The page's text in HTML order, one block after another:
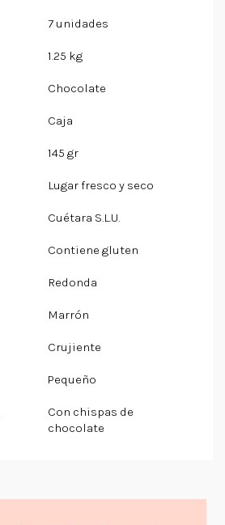
7 unidades
1.25 kg
Chocolate
Caja
145 gr
Lugar fresco y seco
Cuétara S.L.U.
Contiene gluten
Redonda
Marrón
Crujiente
Pequeño
Con chispas de
chocolate